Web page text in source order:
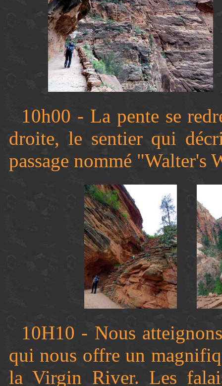
10h00 - La pente se
droite, le sentier qui
passage nommé "Walter's
10H10 - Nous
qui nous offre un
la Virgin River. Les